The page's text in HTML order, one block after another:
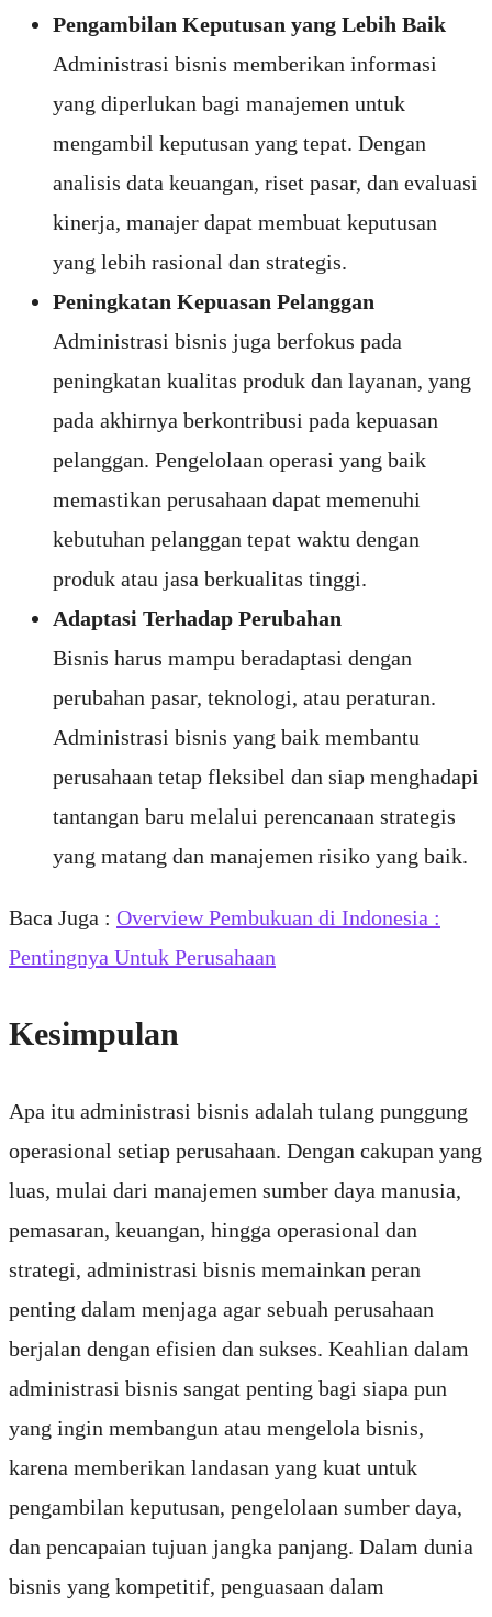
Pengambilan Keputusan yang Lebih Baik
Administrasi bisnis memberikan informasi
yang diperlukan bagi manajemen untuk
mengambil keputusan yang tepat. Dengan
analisis data keuangan, riset pasar, dan evaluasi
kinerja, manajer dapat membuat keputusan
yang lebih rasional dan strategis.
Peningkatan Kepuasan Pelanggan
Administrasi bisnis juga berfokus pada
peningkatan kualitas produk dan layanan, yang
pada akhirnya berkontribusi pada kepuasan
pelanggan. Pengelolaan operasi yang baik
memastikan perusahaan dapat memenuhi
kebutuhan pelanggan tepat waktu dengan
produk atau jasa berkualitas tinggi.
Adaptasi Terhadap Perubahan
Bisnis harus mampu beradaptasi dengan
perubahan pasar, teknologi, atau peraturan.
Administrasi bisnis yang baik membantu
perusahaan tetap fleksibel dan siap menghadapi
tantangan baru melalui perencanaan strategis
yang matang dan manajemen risiko yang baik.
Baca Juga : Overview Pembukuan di Indonesia :
Pentingnya Untuk Perusahaan
Kesimpulan
Apa itu administrasi bisnis adalah tulang punggung
operasional setiap perusahaan. Dengan cakupan yang
luas, mulai dari manajemen sumber daya manusia,
pemasaran, keuangan, hingga operasional dan
strategi, administrasi bisnis memainkan peran
penting dalam menjaga agar sebuah perusahaan
berjalan dengan efisien dan sukses. Keahlian dalam
administrasi bisnis sangat penting bagi siapa pun
yang ingin membangun atau mengelola bisnis,
karena memberikan landasan yang kuat untuk
pengambilan keputusan, pengelolaan sumber daya,
dan pencapaian tujuan jangka panjang. Dalam dunia
bisnis yang kompetitif, penguasaan dalam